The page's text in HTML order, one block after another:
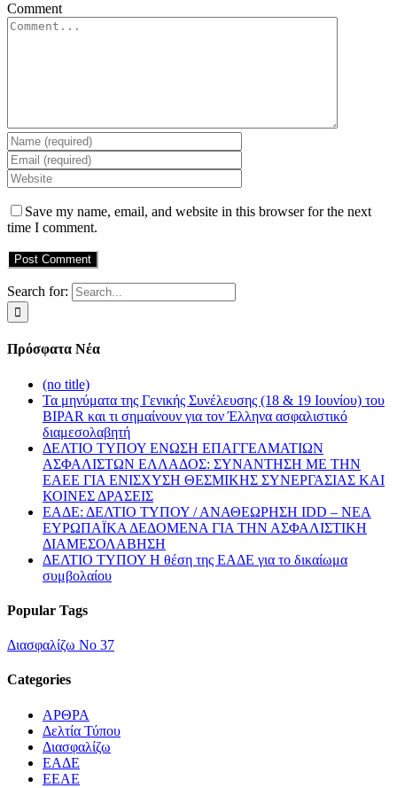
Comment
Save my name, email, and website in this browser for the next
time I comment.
Search for:
Πρόσφατα Νέα
(no title)
Τα μηνύματα της Γενικής Συνέλευσης (18 & 19 Ιουνίου) του
BIPAR και τι σημαίνουν για τον Έλληνα ασφαλιστικό
διαμεσολαβητή
ΔΕΛΤΙΟ ΤΥΠΟΥ ΕΝΩΣΗ ΕΠΑΓΓΕΛΜΑΤΙΩΝ
ΑΣΦΑΛΙΣΤΩΝ ΕΛΛΑΔΟΣ: ΣΥΝΑΝΤΗΣΗ ΜΕ ΤΗΝ
ΕΑΕΕ ΓΙΑ ΕΝΙΣΧΥΣΗ ΘΕΣΜΙΚΗΣ ΣΥΝΕΡΓΑΣΙΑΣ ΚΑΙ
ΚΟΙΝΕΣ ΔΡΑΣΕΙΣ
EΑΔΕ: ΔΕΛΤΙΟ ΤΥΠΟΥ / ΑΝΑΘΕΩΡΗΣΗ IDD – ΝΕΑ
ΕΥΡΩΠΑΪΚΑ ΔΕΔΟΜΕΝΑ ΓΙΑ ΤΗΝ ΑΣΦΑΛΙΣΤΙΚΗ
ΔΙΑΜΕΣΟΛΑΒΗΣΗ
ΔΕΛΤΙΟ ΤΥΠΟΥ Η θέση της ΕΑΔΕ για το δικαίωμα
συμβολαίου
Popular Tags
Διασφαλίζω Νο 37
Categories
ΑΡΘΡΑ
Δελτία Τύπου
Διασφαλίζω
ΕΑΔΕ
ΕΕΑΕ